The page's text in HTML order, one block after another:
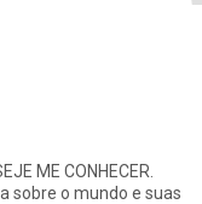
ME CONHECER.
sobre o mundo e suas